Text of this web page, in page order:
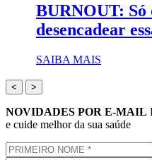
BURNOUT: Só
desencadear
SAIBA MAIS
< >
NOVIDADES POR E-MAIL
e cuide melhor da sua saúde